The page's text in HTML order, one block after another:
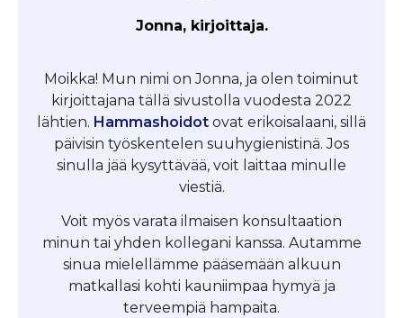
Jonna, kirjoittaja.
Moikka! Mun nimi on Jonna, ja olen toiminut
kirjoittajana tällä sivustolla vuodesta 2022
lähtien. Hammashoidot ovat erikoisalaani, sillä
päivisin työskentelen suuhygienistinä. Jos
sinulla jää kysyttävää, voit laittaa minulle
viestiä.
Voit myös varata ilmaisen konsultaation
minun tai yhden kollegani kanssa. Autamme
sinua mielellämme pääsemään alkuun
matkallasi kohti kauniimpaa hymyä ja
terveempiä hampaita.